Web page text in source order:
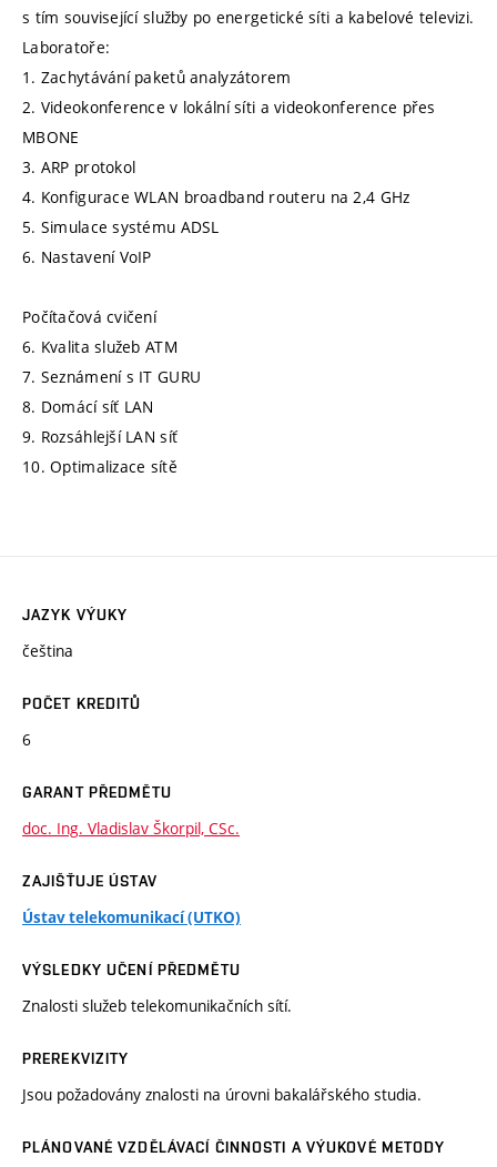
s tím související služby po energetické síti a kabelové televizi.
Laboratoře:
1. Zachytávání paketů analyzátorem
2. Videokonference v lokální síti a videokonference přes
MBONE
3. ARP protokol
4. Konfigurace WLAN broadband routeru na 2,4 GHz
5. Simulace systému ADSL
6. Nastavení VoIP
Počítačová cvičení
6. Kvalita služeb ATM
7. Seznámení s IT GURU
8. Domácí síť LAN
9. Rozsáhlejší LAN síť
10. Optimalizace sítě
JAZYK VÝUKY
čeština
POČET KREDITŮ
6
GARANT PŘEDMĚTU
doc. Ing. Vladislav Škorpil, CSc.
ZAJIŠŤUJE ÚSTAV
Ústav telekomunikací (UTKO)
VÝSLEDKY UČENÍ PŘEDMĚTU
Znalosti služeb telekomunikačních sítí.
PREREKVIZITY
Jsou požadovány znalosti na úrovni bakalářského studia.
PLÁNOVANÉ VZDĚLÁVACÍ ČINNOSTI A VÝUKOVÉ METODY